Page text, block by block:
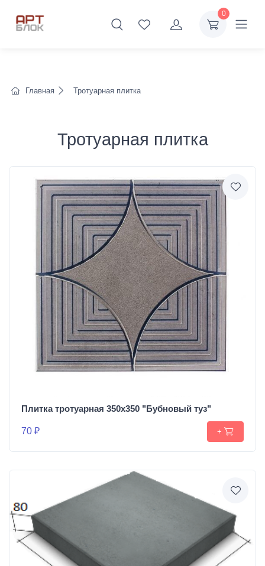
0
Главная Тротуарная плитка
Тротуарная плитка
Плитка тротуарная 350х350 "Бубновый туз"
70 ₽ +